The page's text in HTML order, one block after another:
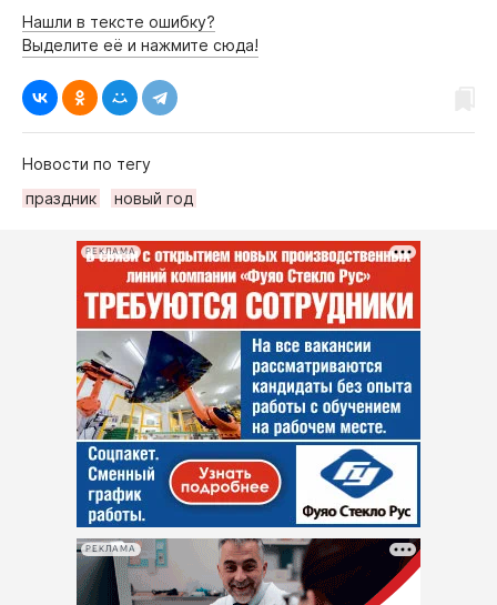
Нашли в тексте ошибку?
Выделите её и нажмите сюда!
Новости по тегу
праздник
новый год
РЕКЛАМА
РЕКЛАМА